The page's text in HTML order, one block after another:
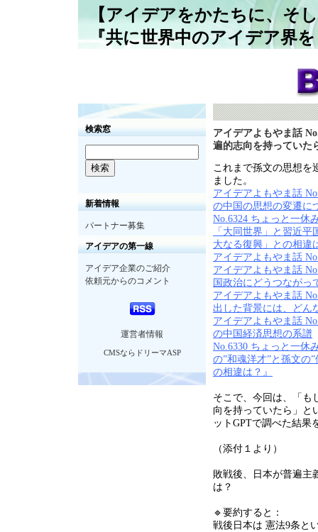
【アイデアをかたちに、そ
『共に世界中のアイデア界
検索窓
新着情報
パートナー募集
アイデアの第一線
アイデア企業のご紹介
依頼元からのコメント
運営者情報
CMSならドリーマASP
アイデアよもやま話
遍的志向を持っていた
これまで孫文の思想を
ました。
アイデアよもやま話
の中国の思想の変遷に
No.6324 ちょっと一休
「大同世界」と習近
大なる復興」との相違
アイデアよもやま話
アイデアよもやま話
国政治にどうつながっ
アイデアよもやま話
出した背景には、どん
アイデアよもやま話
の中国経済思想の系譜
No.6330 ちょっと一休
の”和魂洋才”と孫文の
の相違は？』
そこで、今回は、「も
向を持っていたら」と
ット GPTで調べた結果
（添付１より）
敗戦後、日本が普遍主
は？
🔹要約すると：
戦後日本は 憲法9条と